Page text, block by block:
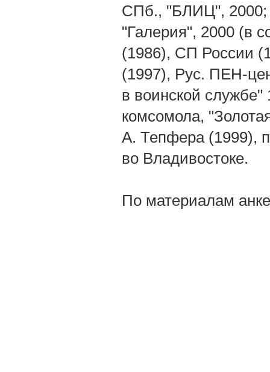
СПб., "БЛИЦ", 2000;
"Галерия", 2000 (в
(1986), СП России
(1997), Рус. ПЕН-
в воинской
комсомола,
А. Тепфера (1999),
во Владивостоке.
По материалам